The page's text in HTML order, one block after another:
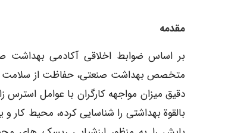
مقدمه
بر اساس ضوابط اخلاقی آکادمی بهداشت
متخصص بهداشت صنعتی، حفاظت از سلامت
دقیق میزان مواجهه کارگران با عوامل
بالقوة بهداشتی را شناسایی کرده، محیط کار